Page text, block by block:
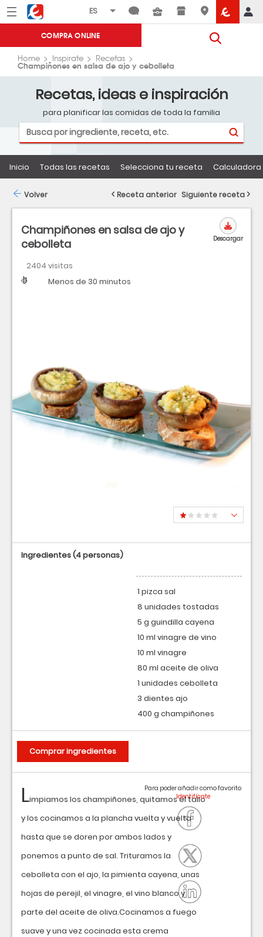
Menú Eroski
COMPRA ONLINE
Home Inspirate Recetas
Champiñones en salsa de ajo y cebolleta
Recetas, ideas e inspiración
para planificar las comidas de toda la familia
Inicio Todas las recetas Selecciona tu receta
Champiñones en salsa de ajo y
cebolleta
2404 visitas
Dificultad
Tiempo Menos de 30 minutos
Descargar
Limpiamos los champiñones, quitamos el tallo
y los cocinamos a la plancha vuelta y vuelta
hasta que se doren por ambos lados y
ponemos a punto de sal. Trituramos la
cebolleta con el ajo, la pimienta cayena, unas
hojas de perejil, el vinagre, el vino blanco y
parte del aceite de oliva.Cocinamos a fuego
suave y una vez cocinada esta crema
Para poder añadir como favorito
Ingredientes(4 personas)
1 pizca sal
8 unidades tostadas
5 g guindilla cayena
10 ml vinagre de vino
10 ml vinagre
80 ml aceite de oliva
1 unidades cebolleta
3 dientes ajo
400 g champiñones
Comprar ingredientes
Volver Receta anterior Siguiente receta